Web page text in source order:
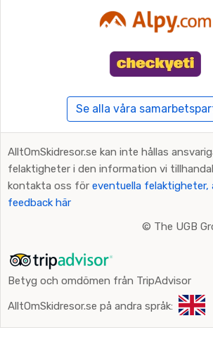
Se alla våra
AlltOmSkidresor.se kan inte hållas
felaktigheter i den information vi
kontakta oss för eventuella felaktigheter,
feedback här
© The UGB
Betyg och omdömen från TripAdvisor
AlltOmSkidresor.se på andra språk: